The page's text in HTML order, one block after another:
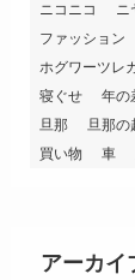
ニコニコ
ニ
ファッション
ホグワーツレ
寝ぐせ
年の
旦那
旦那の
買い物
車
アーカイ